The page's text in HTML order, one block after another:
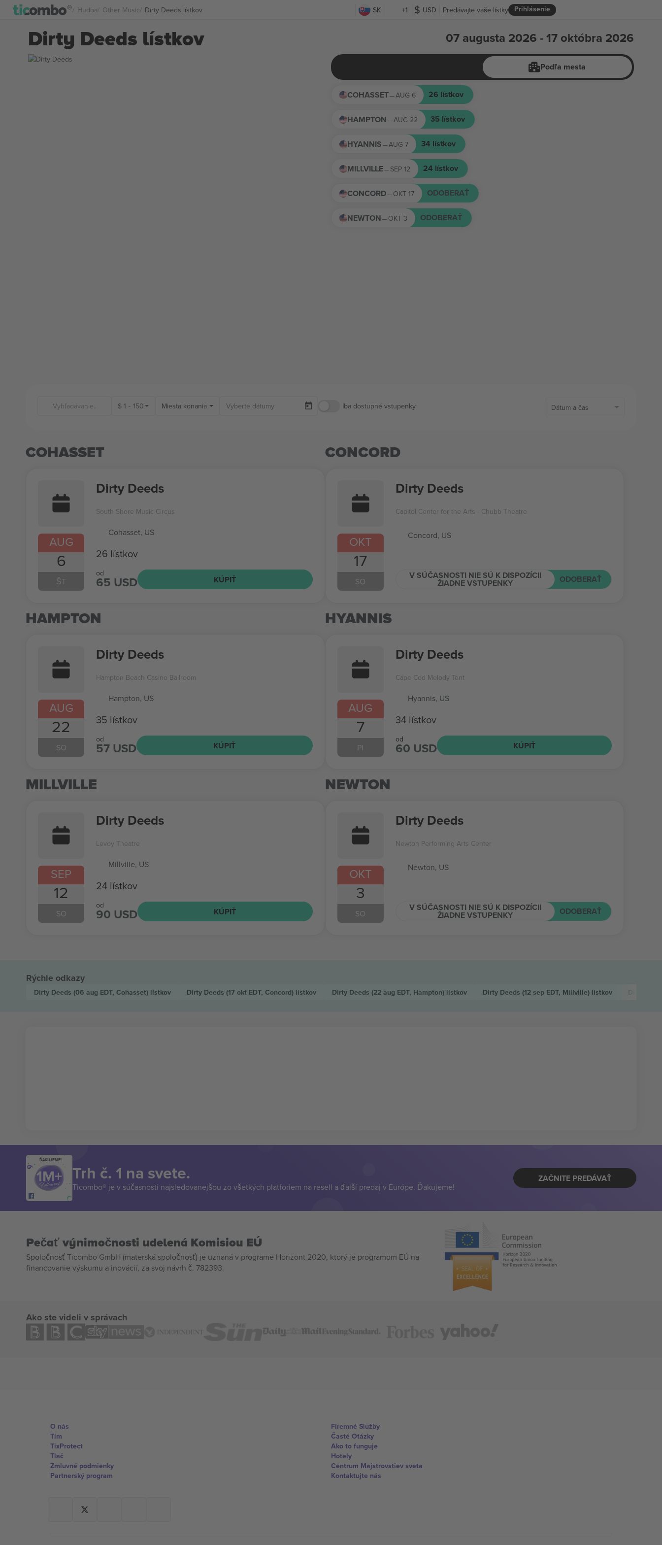
Hudba Other Music Dirty Deeds lístkov SK +1 USD Prihlásenie
Predávajte vaše lístky
Dirty Deeds lístkov 07 augusta 2026 - 17 októbra 2026
Podľa mesta
COHASSET—AUG 6 26 lístkov
HAMPTON—AUG 22 35 lístkov
HYANNIS—AUG 7 34 lístkov
MILLVILLE—SEP 12 24 lístkov
CONCORD—OKT 17 ODOBERAŤ
NEWTON—OKT 3 ODOBERAŤ
$ 1 - 150 Miesta konania Iba dostupné vstupenky Dátum a čas
COHASSET
AUG
6
ŠT
Dirty Deeds
South Shore Music Circus
Cohasset, US
26 lístkov
od
65 USD KÚPIŤ
CONCORD
OKT
17
SO
Dirty Deeds
Capitol Center for the Arts - Chubb Theatre
Concord, US
V SÚČASNOSTI NIE SÚ K DISPOZÍCII
ŽIADNE VSTUPENKY ODOBERAŤ
HAMPTON
AUG
22
SO
Dirty Deeds
Hampton Beach Casino Ballroom
Hampton, US
35 lístkov
od
57 USD KÚPIŤ
HYANNIS
AUG
7
PI
Dirty Deeds
Cape Cod Melody Tent
Hyannis, US
34 lístkov
od
60 USD KÚPIŤ
MILLVILLE
SEP
12
SO
Dirty Deeds
Levoy Theatre
Millville, US
24 lístkov
od
90 USD KÚPIŤ
NEWTON
OKT
3
SO
Dirty Deeds
Newton Performing Arts Center
Newton, US
V SÚČASNOSTI NIE SÚ K DISPOZÍCII
ŽIADNE VSTUPENKY ODOBERAŤ
Rýchle odkazy
Dirty Deeds (06 aug EDT, Cohasset) lístkov Dirty Deeds (17 okt EDT, Concord) lístkov Dirty Deeds (22 aug EDT, Hampton) lístkov Dirty Deeds (12 sep EDT, Millville) lístkov
ĎAKUJEME!
Trh č. 1 na svete.
Ticombo® je v súčasnosti najsledovanejšou zo všetkých platforiem na resell a ďalší predaj v Európe. Ďakujeme!
ZAČNITE PREDÁVAŤ
Pečať výnimočnosti udelená Komisiou EÚ
Spoločnosť Ticombo GmbH (materská spoločnosť) je uznaná v programe Horizont 2020, ktorý je programom EÚ na
financovanie výskumu a inovácií, za svoj návrh č. 782393.
Ako ste videli v správach
O nás
Tím
TixProtect
Tlač
Zmluvné podmienky
Partnerský program
Firemné Služby
Časté Otázky
Ako to funguje
Hotely
Centrum Majstrovstiev sveta
Kontaktujte nás